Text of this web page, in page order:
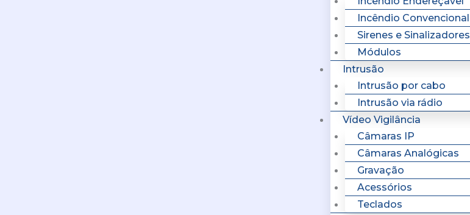
Incêndio Convencional
Sirenes e Sinalizadores
Módulos
Intrusão
Intrusão por cabo
Intrusão via rádio
Vídeo Vigilância
Câmaras IP
Câmaras Analógicas
Gravação
Acessórios
Teclados